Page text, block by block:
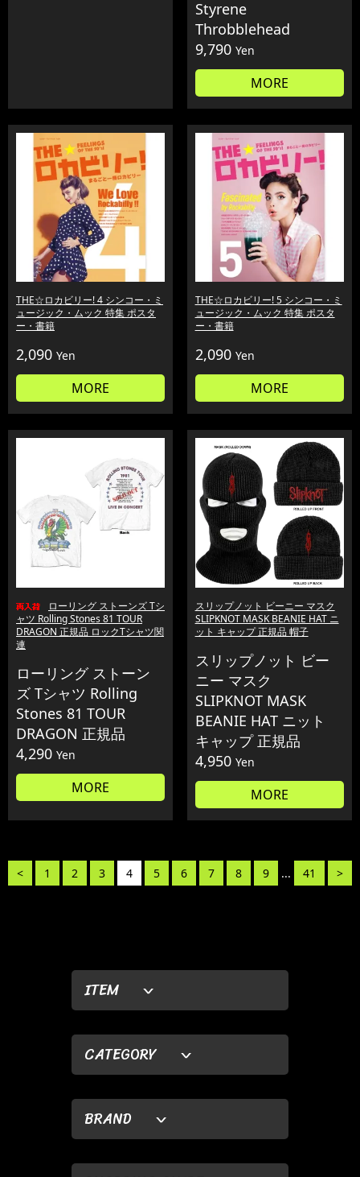
ITEM
CATEGORY
BRAND
Styrene
Throbblehead
9,790 Yen
MORE
THE☆ロカビリー! 4 シンコー・ミ
ュージック・ムック 特集 ポスタ
ー・書籍
2,090 Yen
MORE
THE☆ロカビリー! 5 シンコー・ミ
ュージック・ムック 特集 ポスタ
ー・書籍
2,090 Yen
MORE
ローリング ストーンズ Tシ
ャツ Rolling Stones 81 TOUR
DRAGON 正規品 ロックTシャツ関
連
ローリング ストーン
ズ Tシャツ Rolling
Stones 81 TOUR
DRAGON 正規品
4,290 Yen
MORE
スリップノット ビーニー マスク
SLIPKNOT MASK BEANIE HAT ニ
ット キャップ 正規品 帽子
スリップノット ビー
ニー マスク
SLIPKNOT MASK
BEANIE HAT ニット
キャップ 正規品
4,950 Yen
MORE
< 1 2 3 4 5 6 7 8 9 ... 41 >